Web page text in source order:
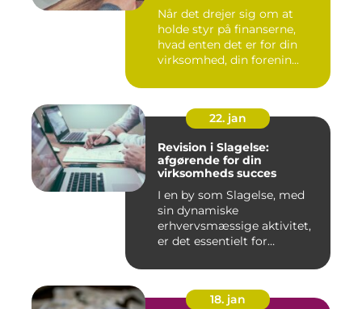
Når det drejer sig om at
holde styr på finanserne,
hvad enten det er for din
virksomhed, din forenin...
22. jan
Revision i Slagelse:
afgørende for din
virksomheds succes
I en by som Slagelse, med
sin dynamiske
erhvervsmæssige aktivitet,
er det essentielt for
18. jan